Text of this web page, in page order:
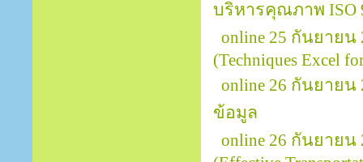
บริหารคุณภาพ ISO
online 25 กันยายน
(Techniques Excel
online 26 กันยายน
ข้อมูล
online 26 กันยาย